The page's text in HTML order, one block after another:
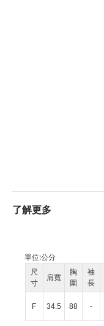
了解更多
單位:公分
尺
寸
肩寬
胸
圍
袖
長
F 34.5 88 -